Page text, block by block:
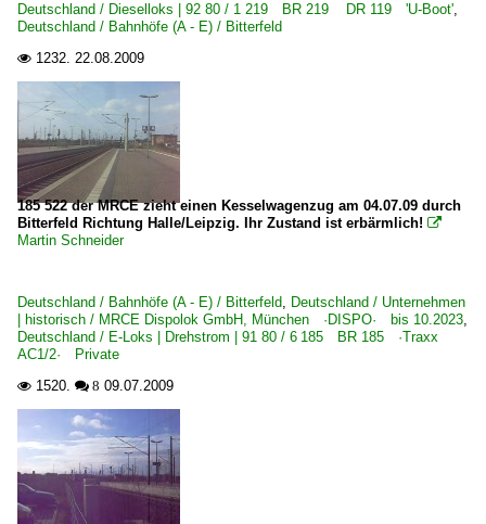
Deutschland / Dieselloks | 92 80 / 1 219 BR 219 DR 119 'U-Boot',
Deutschland / Bahnhöfe (A - E) / Bitterfeld
 1232. 22.08.2009
185 522 der MRCE zieht einen Kesselwagenzug am 04.07.09 durch
Bitterfeld Richtung Halle/Leipzig. Ihr Zustand ist erbärmlich! 
Martin Schneider
Deutschland / Bahnhöfe (A - E) / Bitterfeld, Deutschland / Unternehmen
| historisch / MRCE Dispolok GmbH, München ·DISPO· bis 10.2023,
Deutschland / E-Loks | Drehstrom | 91 80 / 6 185 BR 185 ·Traxx
AC1/2· Private
 1520.  8 09.07.2009